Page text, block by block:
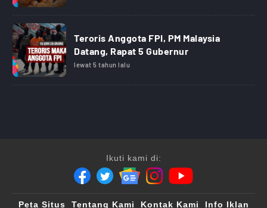
Teroris Anggota FPI, PM Malaysia
Datang, Rapat 5 Gubernur
lewat 5 tahun lalu
Ikuti kami di:
Peta Situs Tentang Kami Kontak Kami Info Iklan